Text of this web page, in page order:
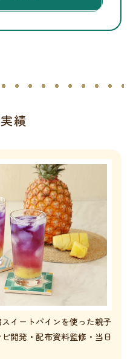
績
イートパインを使った親子
開発・配布資料監修・当日